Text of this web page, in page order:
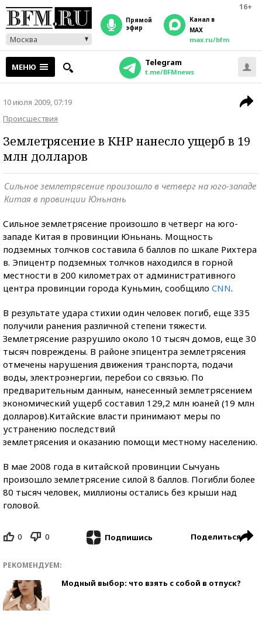
16+
Москва
прямой
эфир
Канал в
MAX
max.ru/bfm
МЕНЮ Telegram
t.me/BFMnews
10 июля 2009, 07:19
Происшествия
Землетрясение в КНР нанесло ущерб в 19
млн долларов
Сильное землетрясение произошло в четверг на юго-западе
Китая в провинции Юньнань
Сильное землетрясение произошло в четверг на юго-
западе Китая в провинции Юньнань. Мощность
подземных толчков составила 6 баллов по шкале Рихтера
в. Эпицентр подземных толчков находился в горной
местности в 200 километрах от административного
центра провинции города Куньмин, сообщило CNN.
В результате удара стихии один человек погиб, еще 335
получили ранения различной степени тяжести.
Землетрясение разрушило около 10 тысяч домов, еще 30
тысяч повреждены. В районе эпицентра землетрясения
отмечены нарушения движения транспорта, подачи
воды, электроэнергии, перебои со связью. По
предварительным данным, нанесенный землетрясением
экономический ущерб составил 129,2 млн юаней (19 млн
долларов).Китайские власти принимают меры по
устранению последствий
землетрясения и оказанию помощи местному населению.
В мае 2008 года в китайской провинции Сычуань
произошло землетрясение силой 8 баллов. Погибли более
80 тысяч человек, миллионы остались без крыши над
головой.
0 0 Подпишись Поделиться
РЕКОМЕНДУЕМ:
Модный выбор: что взять с собой в отпуск?